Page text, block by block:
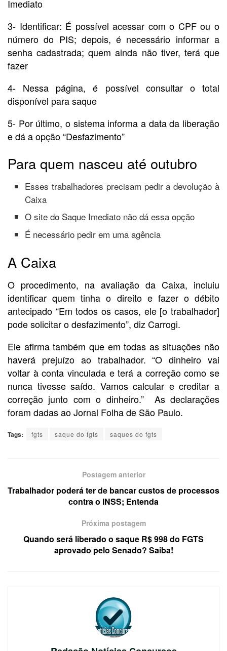
Imediato
3- Identificar: É possível acessar com o CPF ou o
número do PIS; depois, é necessário informar a
senha cadastrada; quem ainda não tiver, terá que
fazer
4- Nessa página, é possível consultar o total
disponível para saque
5- Por último, o sistema informa a data da liberação
e dá a opção “Desfazimento”
Para quem nasceu até outubro
Esses trabalhadores precisam pedir a devolução à
Caixa
O site do Saque Imediato não dá essa opção
É necessário pedir em uma agência
A Caixa
O procedimento, na avaliação da Caixa, incluiu
identificar quem tinha o direito e fazer o débito
antecipado “Em todos os casos, ele [o trabalhador]
pode solicitar o desfazimento”, diz Carrogi.
Ele afirma também que em todas as situações não
haverá prejuízo ao trabalhador. “O dinheiro vai
voltar à conta vinculada e terá a correção como se
nunca tivesse saído. Vamos calcular e creditar a
correção junto com o dinheiro.” As declarações
foram dadas ao Jornal Folha de São Paulo.
Tags: fgts saque do fgts saques do fgts
Postagem anterior
Trabalhador poderá ter de bancar custos de processos
contra o INSS; Entenda
Próxima postagem
Quando será liberado o saque R$ 998 do FGTS
aprovado pelo Senado? Saiba!